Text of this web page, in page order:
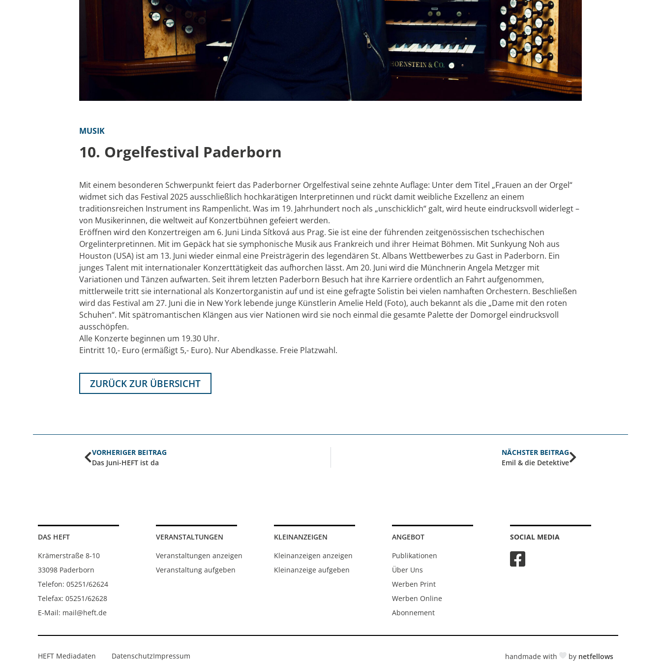
MUSIK
10. Orgelfestival Paderborn
Mit einem besonderen Schwerpunkt feiert das Paderborner Orgelfestival seine zehnte Auflage: Unter dem Titel „Frauen an der Orgel“
widmet sich das Festival 2025 ausschließlich hochkarätigen Interpretinnen und rückt damit weibliche Exzellenz an einem
traditionsreichen Instrument ins Rampenlicht. Was im 19. Jahrhundert noch als „unschicklich“ galt, wird heute eindrucksvoll widerlegt –
von Musikerinnen, die weltweit auf Konzertbühnen gefeiert werden.
Eröffnen wird den Konzertreigen am 6. Juni Linda Sítková aus Prag. Sie ist eine der führenden zeitgenössischen tschechischen
Orgelinterpretinnen. Mit im Gepäck hat sie symphonische Musik aus Frankreich und ihrer Heimat Böhmen. Mit Sunkyung Noh aus
Houston (USA) ist am 13. Juni wieder einmal eine Preisträgerin des legendären St. Albans Wettbewerbes zu Gast in Paderborn. Ein
junges Talent mit internationaler Konzerttätigkeit das aufhorchen lässt. Am 20. Juni wird die Münchnerin Angela Metzger mit
Variationen und Tänzen aufwarten. Seit ihrem letzten Paderborn Besuch hat ihre Karriere ordentlich an Fahrt aufgenommen,
mittlerweile tritt sie international als Konzertorganistin auf und ist eine gefragte Solistin bei vielen namhaften Orchestern. Beschließen
wird das Festival am 27. Juni die in New York lebende junge Künstlerin Amelie Held (Foto), auch bekannt als die „Dame mit den roten
Schuhen“. Mit spätromantischen Klängen aus vier Nationen wird sie noch einmal die gesamte Palette der Domorgel eindrucksvoll
ausschöpfen.
Alle Konzerte beginnen um 19.30 Uhr.
Eintritt 10,- Euro (ermäßigt 5,- Euro). Nur Abendkasse. Freie Platzwahl.
ZURÜCK ZUR ÜBERSICHT
VORHERIGER BEITRAG
Das Juni-HEFT ist da
NÄCHSTER BEITRAG
Emil & die Detektive
DAS HEFT
Krämerstraße 8-10
33098 Paderborn
Telefon: 05251/62624
Telefax: 05251/62628
E-Mail: mail@heft.de
VERANSTALTUNGEN
Veranstaltungen anzeigen
Veranstaltung aufgeben
KLEINANZEIGEN
Kleinanzeigen anzeigen
Kleinanzeige aufgeben
ANGEBOT
Publikationen
Über Uns
Werben Print
Werben Online
Abonnement
SOCIAL MEDIA
HEFT Mediadaten DatenschutzImpressum handmade with by netfellows